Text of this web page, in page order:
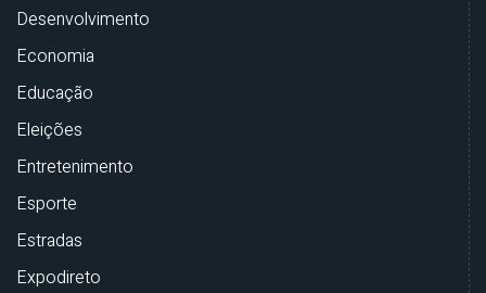
Desenvolvimento
Economia
Educação
Eleições
Entretenimento
Esporte
Estradas
Expodireto